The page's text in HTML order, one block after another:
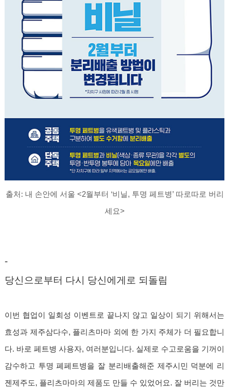
출처: 내 손안에 서울 <2월부터 ‘비닐, 투명 페트병’ 따로따로 버리
세요>
-
당신으로부터 다시 당신에게로 되돌림
이번 협업이 일회성 이벤트로 끝나지 않고 일상이 되기 위해서는
효성과 제주삼다수, 플리츠마마 외에 한 가지 주체가 더 필요합니
다. 바로 페트병 사용자, 여러분입니다. 실제로 수고로움을 기꺼이
감수하고 투명 폐페트병을 잘 분리배출해준 제주시민 덕분에 리
젠제주도, 플리츠마마의 제품도 만들 수 있었어요. 잘 버리는 것만